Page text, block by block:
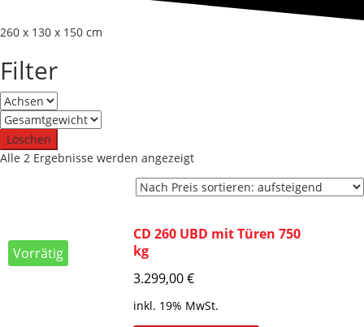
260 x 130 x 150 cm
Filter
Löschen
Alle 2 Ergebnisse werden angezeigtNach
sortiert:
Vorrätig
CD 260 UBD mit Türen 750
kg
3.299,00€
inkl. 19% MwSt.